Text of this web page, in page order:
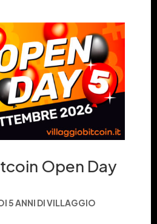
Open Day
5 ANNI DI VILLAGGIO